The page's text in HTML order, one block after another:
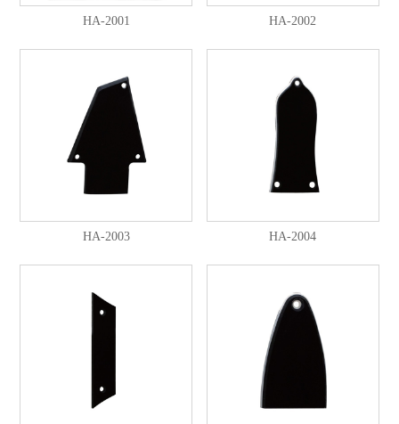
HA-2001 HA-2002
HA-2003 HA-2004